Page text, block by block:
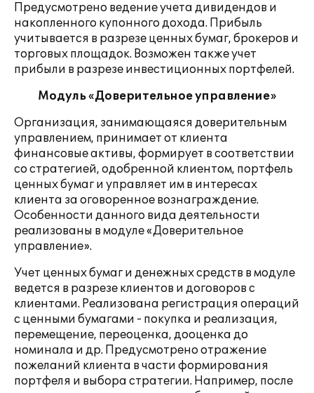
Предусмотрено ведение учета дивидендов и
накопленного купонного дохода. Прибыль
учитывается в разрезе ценных бумаг, брокеров и
торговых площадок. Возможен также учет
прибыли в разрезе инвестиционных портфелей.
Модуль «Доверительное управление»
Организация, занимающаяся доверительным
управлением, принимает от клиента
финансовые активы, формирует в соответствии
со стратегией, одобренной клиентом, портфель
ценных бумаг и управляет им в интересах
клиента за оговоренное вознаграждение.
Особенности данного вида деятельности
реализованы в модуле «Доверительное
управление».
Учет ценных бумаг и денежных средств в модуле
ведется в разрезе клиентов и договоров с
клиентами. Реализована регистрация операций
с ценными бумагами - покупка и реализация,
перемещение, переоценка, дооценка до
номинала и др. Предусмотрено отражение
пожеланий клиента в части формирования
портфеля и выбора стратегии. Например, после